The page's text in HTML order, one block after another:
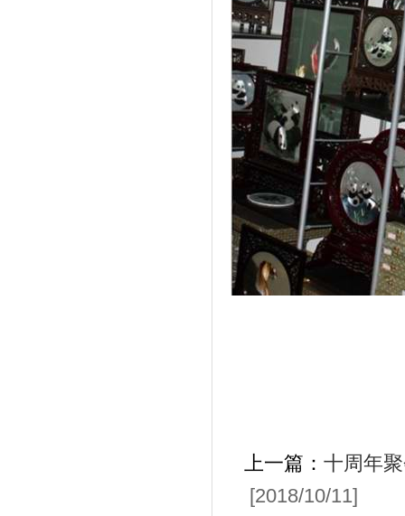
上一篇： 十周年
[2018/10/11]